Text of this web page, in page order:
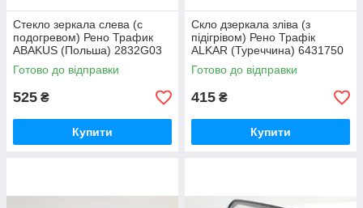
Стекло зеркала слева (с
подогревом) Рено Трафик
ABAKUS (Польша) 2832G03
Готово до відправки
525 ₴
Купити
Скло дзеркала зліва (з
підігрівом) Рено Трафік
ALKAR (Туреччина) 6431750
Готово до відправки
415 ₴
Купити